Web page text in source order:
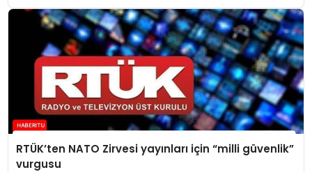
RTÜK’ten NATO Zirvesi yayınları için “milli güvenlik”
vurgusu